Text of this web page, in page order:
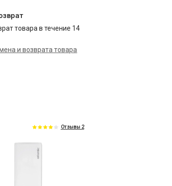
товара в течение 14
и возврата товара
Отзывы 2